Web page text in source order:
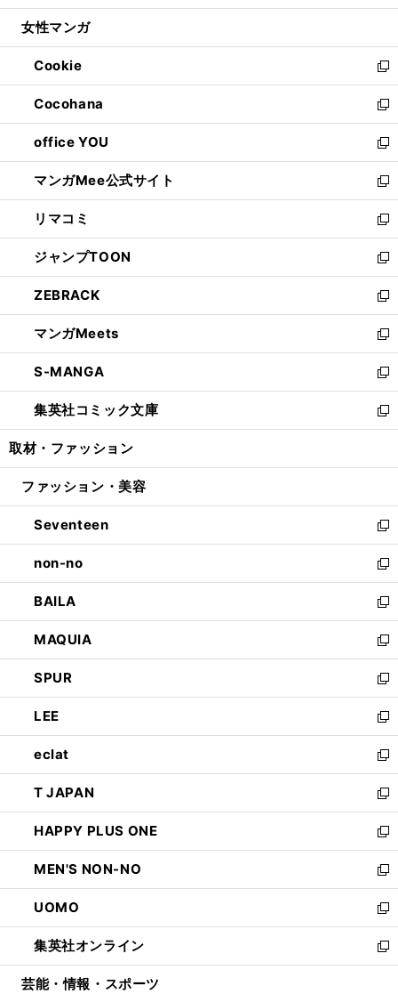
開
ウ
開
く
ン
ウ
で
開
く
ウ
ン
ド
ウ
で
開
く
し
ウ
ィ
ン
ド
ウ
で
開
く
女性マンガ
Cookie
新
し
い
ウ
ィ
ン
ド
ウ
で
開
く
Cocohana
新
し
い
ウ
ィ
ン
ド
ウ
で
開
く
office YOU
新
し
い
ウ
ィ
ン
ド
ウ
で
開
く
マンガMee公式サイト
新
し
い
ウ
ィ
ン
ド
ウ
で
開
く
リマコミ
新
し
い
ウ
ィ
ン
ド
ウ
で
開
く
ジャンプTOON
新
し
い
ウ
ィ
ン
ド
ウ
で
開
ZEBRACK
新
し
い
ウ
ィ
ン
ド
ウ
開
マンガMeets
新
し
い
ウ
ィ
ン
ウ
開
く
S-MANGA
新
し
い
ウ
ン
ウ
で
開
く
集英社コミック文庫
新
し
ウ
ン
ド
ウ
で
開
く
取材・ファッション
ファッション・美容
Seventeen
新
し
い
ウ
ィ
ン
ド
ウ
で
開
く
non-no
新
し
い
ウ
ィ
ン
ド
ウ
で
開
く
BAILA
新
し
い
ウ
ィ
ン
ド
ウ
で
開
く
MAQUIA
新
し
い
ウ
ィ
ン
ド
ウ
で
開
く
SPUR
新
し
い
ウ
ィ
ン
ド
ウ
で
開
く
LEE
新
し
い
ウ
ィ
ン
ド
ウ
で
開
く
eclat
新
し
い
ウ
ィ
ン
ド
ウ
で
開
く
T JAPAN
新
し
い
ウ
ィ
ン
ド
ウ
で
開
HAPPY PLUS ONE
新
し
い
ウ
ィ
ン
ド
ウ
MEN'S NON-NO
新
し
い
ウ
ィ
ン
UOMO
新
し
い
ウ
集英社オンライン
新
し
芸能・情報・スポーツ